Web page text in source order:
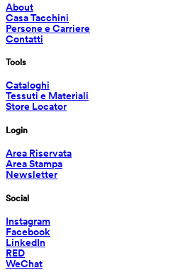
About
Casa Tacchini
Persone e Carriere
Contatti
Tools
Cataloghi
Tessuti e Materiali
Store Locator
Login
Area Riservata
Area Stampa
Newsletter
Social
Instagram
Facebook
LinkedIn
RED
WeChat